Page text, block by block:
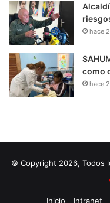
hace
como
hace
© Copyright 2026, Todos
Inicio
Intranet